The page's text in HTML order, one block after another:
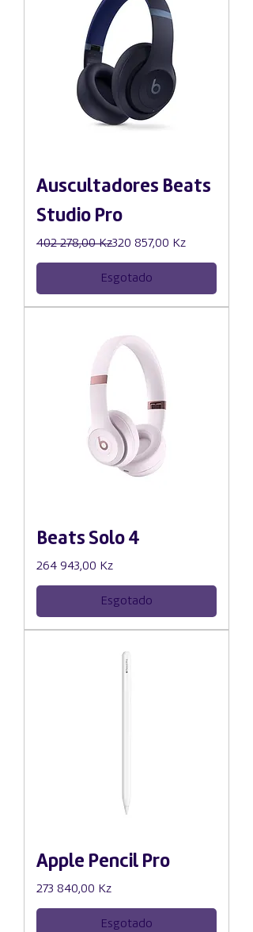
Auscultadores Beats
Studio Pro
Preço normal
402 278,00 Kz
Preço promocional320 857,00 Kz
Esgotado
Beats Solo 4
Preço
264 943,00 Kz
Esgotado
Apple Pencil Pro
Preço
273 840,00 Kz
Esgotado